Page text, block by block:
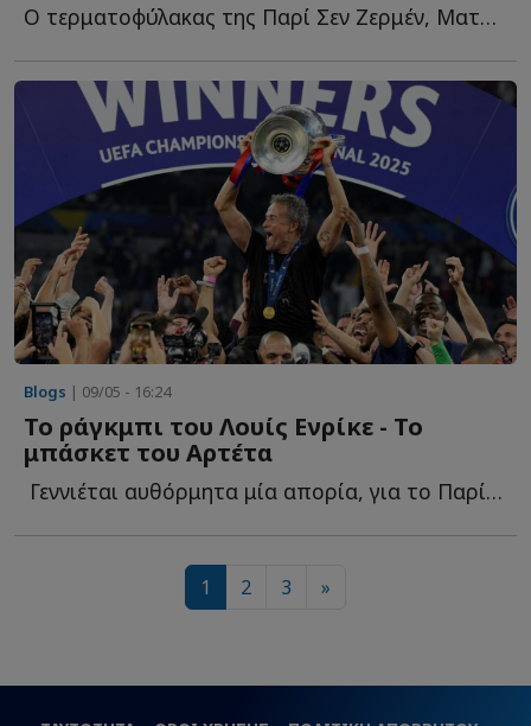
Ο τερματοφύλακας της Παρί Σεν Ζερμέν, Ματβέι Σαφόνοφ, δ...
Blogs | 09/05 - 16:24
Το ράγκμπι του Λουίς Ενρίκε - Το
μπάσκετ του Αρτέτα
Γεννιέται αυθόρμητα μία απορία, για το Παρί Σεν Ζ...
1 2 3 »